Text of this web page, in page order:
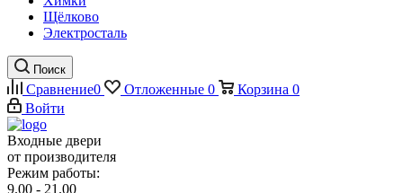
Щёлково
Электросталь
Поиск
Сравнение0 Отложенные 0 Корзина 0
Войти
Входные двери
от производителя
Режим работы:
9.00 - 21.00